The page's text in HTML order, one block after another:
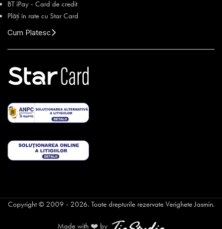
BT iPay - Card de credit
Plăți în rate cu Star Card
Cum Platesc
Copyright © 2009 - 2026. Toate drepturile rezervate Verighete Jasmin.
Made with ❤️ by